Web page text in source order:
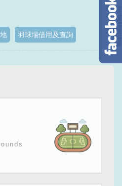
羽球場借用及查詢